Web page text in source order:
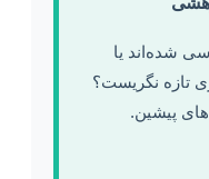
شده‌اند یا
تازه نگریست؟
پیشین.